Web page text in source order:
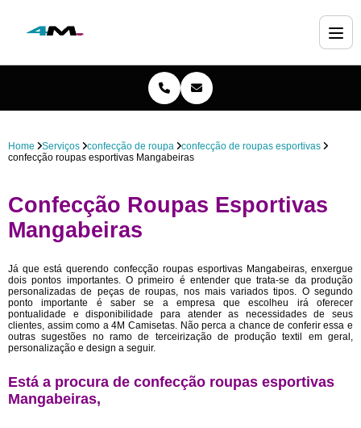
Home Serviços confecção de roupa
confecção de roupas esportivas
confecção roupas esportivas Mangabeiras
Confecção Roupas Esportivas
Mangabeiras
Já que está querendo confecção roupas esportivas Mangabeiras, enxergue
dois pontos importantes. O primeiro é entender que trata-se da produção
personalizadas de peças de roupas, nos mais variados tipos. O segundo
ponto importante é saber se a empresa que escolheu irá oferecer
pontualidade e disponibilidade para atender as necessidades de seus
clientes, assim como a 4M Camisetas. Não perca a chance de conferir essa e
outras sugestões no ramo de terceirização de produção textil em geral,
personalização e design a seguir.
Está a procura de confecção roupas esportivas
Mangabeiras,